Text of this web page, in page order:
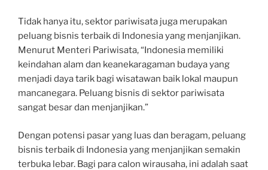
Tidak hanya itu, sektor pariwisata juga merupakan
peluang bisnis terbaik di Indonesia yang menjanjikan.
Menurut Menteri Pariwisata, “Indonesia memiliki
keindahan alam dan keanekaragaman budaya yang
menjadi daya tarik bagi wisatawan baik lokal maupun
mancanegara. Peluang bisnis di sektor pariwisata
sangat besar dan menjanjikan.”
Dengan potensi pasar yang luas dan beragam, peluang
bisnis terbaik di Indonesia yang menjanjikan semakin
terbuka lebar. Bagi para calon wirausaha, ini adalah saat